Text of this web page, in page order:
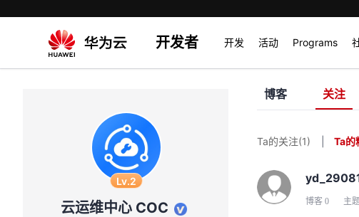
开发者 开发 活动 Programs
Lv.2
云运维中心 COC
博客 关注
Ta的关注(1) Ta的
博客 0 主题